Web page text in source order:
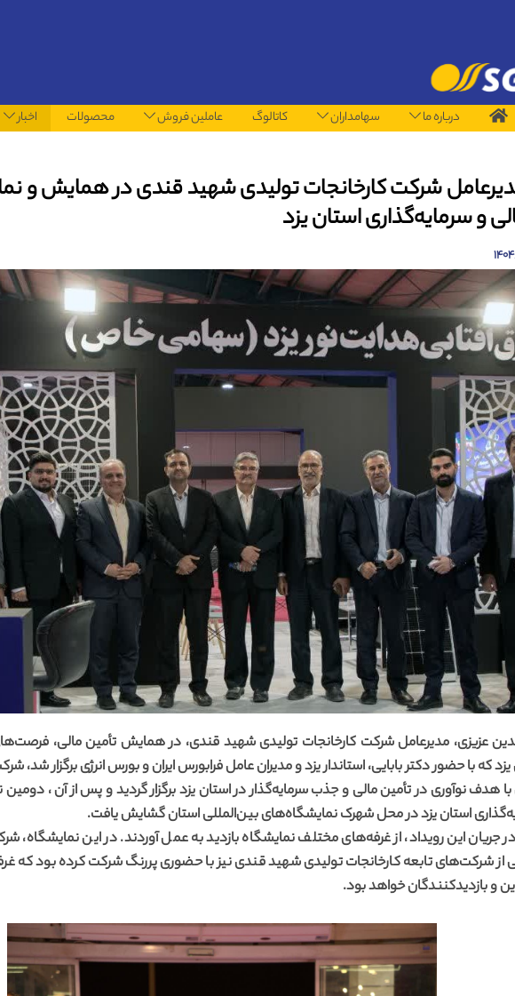
درباره ما سهامداران کاتالوگ عاملین فروش محصولات اخبار
شرکت کارخانجات تولیدی شهید قندی در همایش و
و سرمایه‌گذاری استان یزد
عزیزی، مدیرعامل شرکت کارخانجات تولیدی شهید قندی، در همایش تأمین مالی،
که با حضور دکتر بابایی، استاندار یزد و مدیران عامل فرابورس ایران و بورس انرژی برگزار شد،
هدف نوآوری در تأمین مالی و جذب سرمایه‌گذار در استان یزد برگزار گردید و پس از آن ،
استان یزد در محل شهرک نمایشگاه‌های بین‌المللی استان گشایش یافت.
جریان این رویداد، از غرفه‌های مختلف نمایشگاه بازدید به عمل آوردند. در این نمایشگاه،
و بازدیدکنندگان خواهد بود.